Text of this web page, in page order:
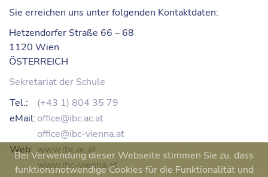
Sie erreichen uns unter folgenden Kontaktdaten:
Hetzendorfer Straße 66 – 68
1120 Wien
ÖSTERREICH
Sekretariat der Schule
Tel.:
(+43 1) 804 35 79
eMail:office@ibc.ac.at
office@ibc-vienna.at
Web: www.ibc.ac.at
www.ibc-vienna.at
Bei Verwendung dieser Webseite stimmen Sie zu, dass
funktionsnotwendige Cookies für die Funktionalität und